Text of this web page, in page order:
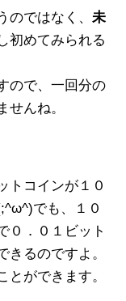
ではなく、 未
初めてみられる
ので、一回分の
んね。
トコインが１０
でも、１０
０．０１ビット
きるのですよ。
ができます。